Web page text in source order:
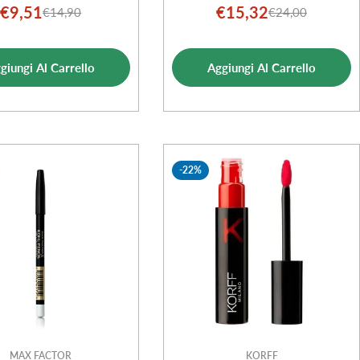
Prezzo
vendita
€9,51Prezzo
€14,90
Al Carrello
Prezzo
vendita
€15,32Prezzo
€24,00
Aggiungi Al Carrello
MAX FACTOR
-22%
KORFF